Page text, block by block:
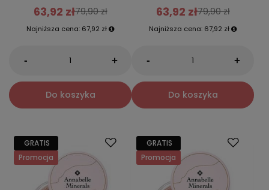
63,92 zł79,90 zł
Najniższa cena: 67,92 zł
- +
Do koszyka
63,92 zł79,90 zł
Najniższa cena: 67,92 zł
- +
Do koszyka
GRATIS
Promocja
GRATIS
Promocja